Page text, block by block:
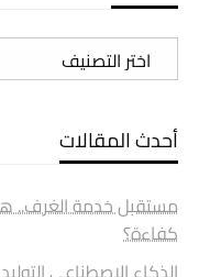
تصنيفات
أحدث المقالات
مستقبل خدمة الغرف.. هل
كفاءة؟